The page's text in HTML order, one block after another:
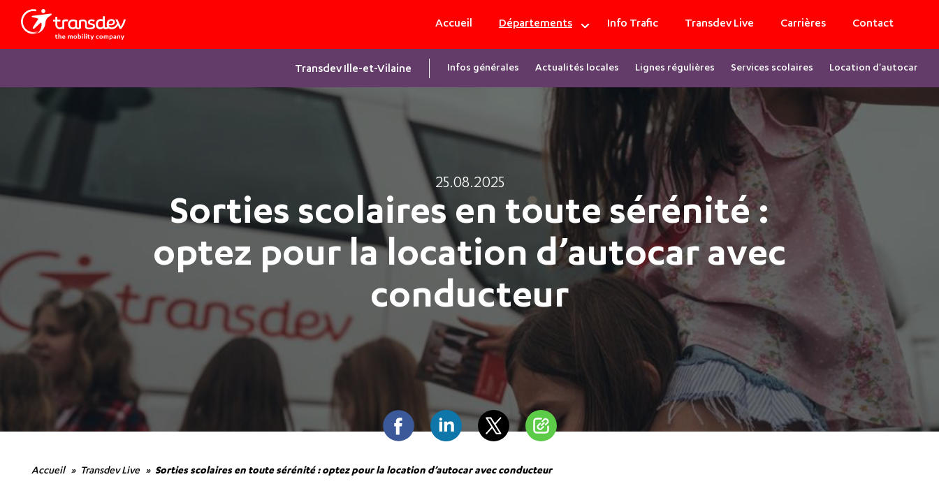
Bretagne
principale
Accueil Départements Info Trafic Transdev Live Carrières Contact
Transdev Ille-et-Vilaine Infos générales Actualités locales Lignes régulières Services scolaires Location d'autocar
25.08.2025
Sorties scolaires en toute sérénité :
optez pour la location d’autocar avec
conducteur
FacebookLinkedin Twitter Partager
Accueil Transdev Live Sorties scolaires en toute sérénité : optez pour la location d’autocar avec conducteur